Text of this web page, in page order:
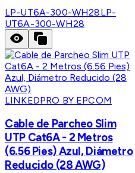
LP-UT6A-300-WH28LP-
UT6A-300-WH28
LINKEDPRO BY EPCOM
Cable de Parcheo Slim
UTP Cat6A - 2 Metros
(6.56 Pies) Azul, Diámetro
Reducido (28 AWG)